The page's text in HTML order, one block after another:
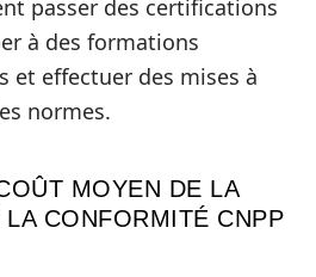
passer des certifications
à des formations
et effectuer des mises à
normes.
MOYEN DE LA
CONFORMITÉ CNPP